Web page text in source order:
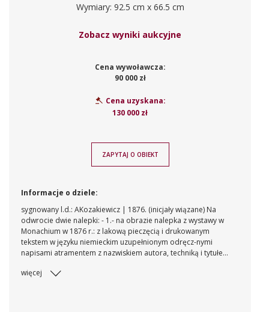
Wymiary: 92.5 cm x 66.5 cm
Zobacz wyniki aukcyjne
Cena wywoławcza:
90 000 zł
Cena uzyskana:
130 000 zł
ZAPYTAJ O OBIEKT
Informacje o dziele:
sygnowany l.d.: AKozakiewicz | 1876. (inicjały wiązane) Na
odwrocie dwie nalepki: - 1.- na obrazie nalepka z wystawy w
Monachium w 1876 r.: z lakową pieczęcią i drukowanym
tekstem w języku niemieckim uzupełnionym odręcz-nymi
napisami atramentem z nazwiskiem autora, techniką i tytułem
wystawy w Antwerpii w 1885 r. (druk i ręko-pis) z nazwiskiem
więcej